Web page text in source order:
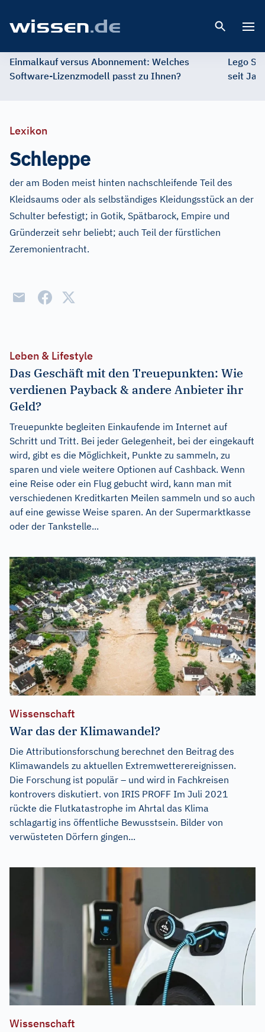
Einmalkauf versus Abonnement: Welches
Software-Lizenzmodell passt zu Ihnen?
Lego
seit
Lexikon
Schleppe
der am Boden meist hinten nachschleifende Teil des
Kleidsaums oder als selbständiges Kleidungsstück an der
Schulter befestigt; in Gotik, Spätbarock, Empire und
Gründerzeit sehr beliebt; auch Teil der fürstlichen
Zeremonientracht.
Leben & Lifestyle
Das Geschäft mit den Treuepunkten: Wie
verdienen Payback & andere Anbieter ihr
Geld?
Treuepunkte begleiten Einkaufende im Internet auf
Schritt und Tritt. Bei jeder Gelegenheit, bei der eingekauft
wird, gibt es die Möglichkeit, Punkte zu sammeln, zu
sparen und viele weitere Optionen auf Cashback. Wenn
eine Reise oder ein Flug gebucht wird, kann man mit
verschiedenen Kreditkarten Meilen sammeln und so auch
auf eine gewisse Weise sparen. An der Supermarktkasse
oder der Tankstelle...
Wissenschaft
War das der Klimawandel?
Die Attributionsforschung berechnet den Beitrag des
Klimawandels zu aktuellen Extremwetterereignissen.
Die Forschung ist populär – und wird in Fachkreisen
kontrovers diskutiert. von IRIS PROFF Im Juli 2021
rückte die Flutkatastrophe im Ahrtal das Klima
schlagartig ins öffentliche Bewusstsein. Bilder von
verwüsteten Dörfern gingen...
Wissenschaft